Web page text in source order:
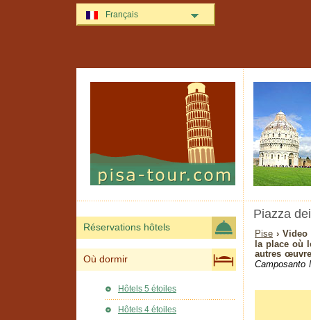
Piazza
Pise ›
la place où
autres
Camposanto
Réservations hôtels
Où dormir
Hôtels 5 étoiles
Hôtels 4 étoiles
Français